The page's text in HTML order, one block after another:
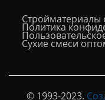
Cтройматериалы
Политика
Сухие смеси
© 1993-2023.